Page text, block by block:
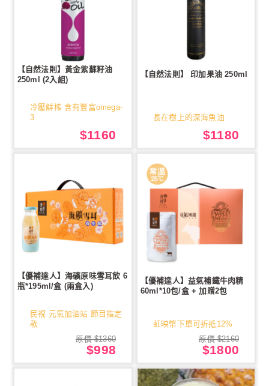
【自然法則】黃金紫蘇籽油
250ml (2入組)
冷壓鮮榨 含有豐富omega-
3
$1160
【自然法則】 印加果油 250ml
長在樹上的深海魚油
$1180
【優補達人】海礦原味雪耳飲 6
瓶*195ml/盒 (兩盒入)
民視 元氣加油站 節目指定
款
原價 $1360
$998
【優補達人】益氣補鐵牛肉精
60ml*10包/盒 + 加贈2包
虹映幣下單可折抵12%
原價 $2160
$1800